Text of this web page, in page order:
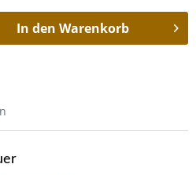
In den Warenkorb